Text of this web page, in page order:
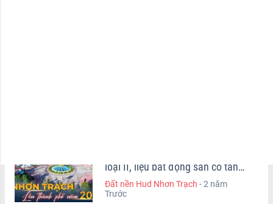
loại II, liệu bất động sản có tăng
nhiệt?
Đất nền Hud Nhơn Trạch -2 năm
Trước